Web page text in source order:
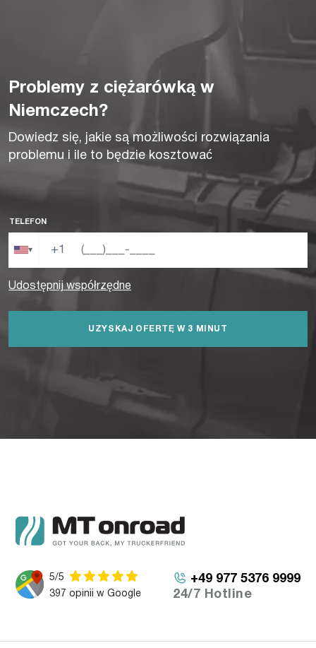
Problemy z ciężarówką w
Niemczech?
Dowiedz się, jakie są możliwości rozwiązania
problemu i ile to będzie kosztować
TELEFON
▾ +1
Udostępnij współrzędne
UZYSKAJ OFERTĘ W 3 MINUT
5/5
397 opinii w Google
+49 977 5376 9999
24/7 Hotline